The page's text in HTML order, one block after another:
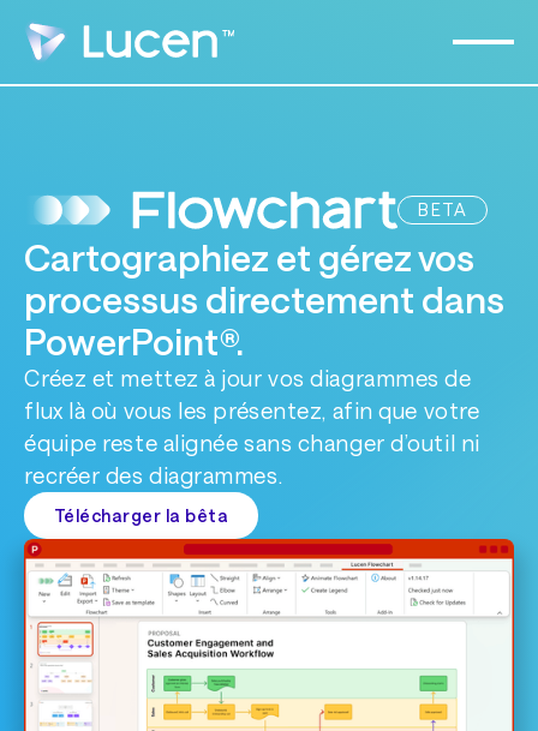
BETA
Cartographiez et gérez vos
processus directement dans
PowerPoint®.
Créez et mettez à jour vos diagrammes de
flux là où vous les présentez, afin que votre
équipe reste alignée sans changer d’outil ni
recréer des diagrammes.
Télécharger la bêta